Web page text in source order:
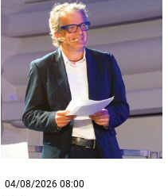
04/08/2026 08:00